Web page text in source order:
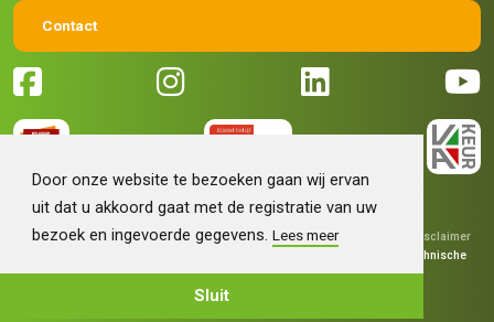
Door onze website te bezoeken gaan wij ervan
uit dat u akkoord gaat met de registratie van uw
bezoek en ingevoerde gegevens.Lees meer
Sluit
Contact
© 2026 Machinehandel Bruntink BV | Algemene voorwaarden
Disclaimer
Technische
realisatieSieronline B.V.